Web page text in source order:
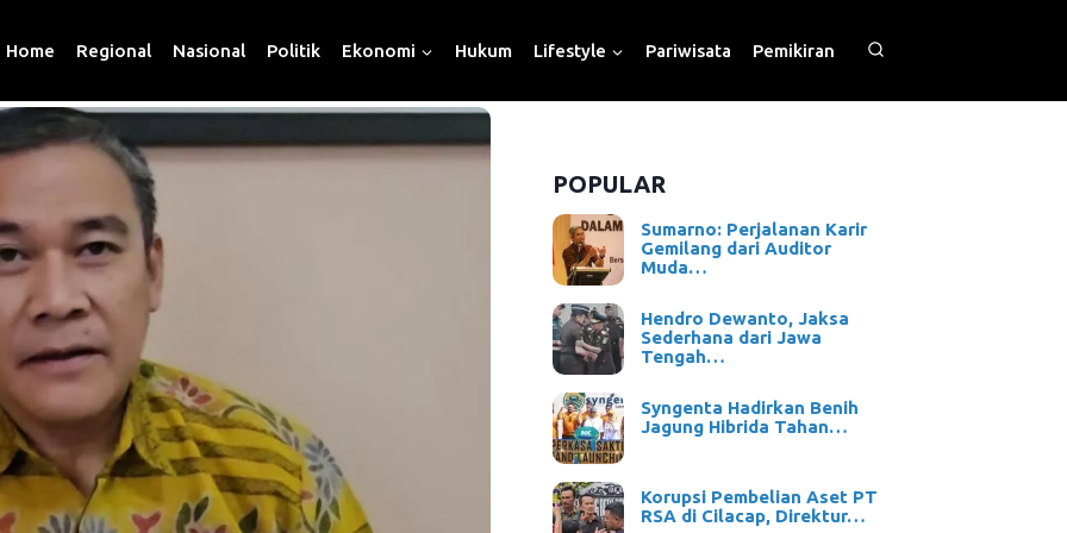
Home Regional Nasional Politik Ekonomi Hukum Lifestyle Pariwisata Pemikiran
POPULAR
Sumarno: Perjalanan Karir
Gemilang dari Auditor
Muda…
Hendro Dewanto, Jaksa
Sederhana dari Jawa
Tengah…
Syngenta Hadirkan Benih
Jagung Hibrida Tahan…
Korupsi Pembelian Aset PT
RSA di Cilacap, Direktur…